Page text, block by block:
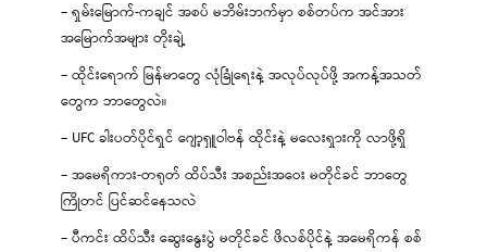
– ရှမ်းမြောက်-ကချင် အစပ် မဘိမ်းဘက်မှာ စစ်တပ်က အင်အား
အမြောက်အများ တိုးချဲ့
– ထိုင်းရောက် မြန်မာတွေ လုံခြုံရေးနဲ့ အလုပ်လုပ်ဖို့ အကန့်အသတ်
တွေက ဘာတွေလဲ။
– UFC ခါးပတ်ပိုင်ရှင် ဂျော့ရှူဝါဗန် ထိုင်းနဲ့ မလေးရှားကို လာဖို့ရှိ
– အမေရိကား-တရုတ် ထိပ်သီး အစည်းအဝေး မတိုင်ခင် ဘာတွေ
ကြိုတင် ပြင်ဆင်နေသလဲ
– ပီကင်း ထိပ်သီး ဆွေးနွေးပွဲ မတိုင်ခင် ဖိလစ်ပိုင်နဲ့ အမေရိကန် စစ်